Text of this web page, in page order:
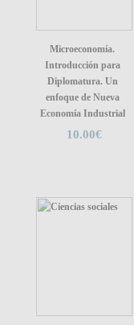
Microeconomía.
Introducción para
Diplomatura. Un
enfoque de Nueva
Economía Industrial
10.00€